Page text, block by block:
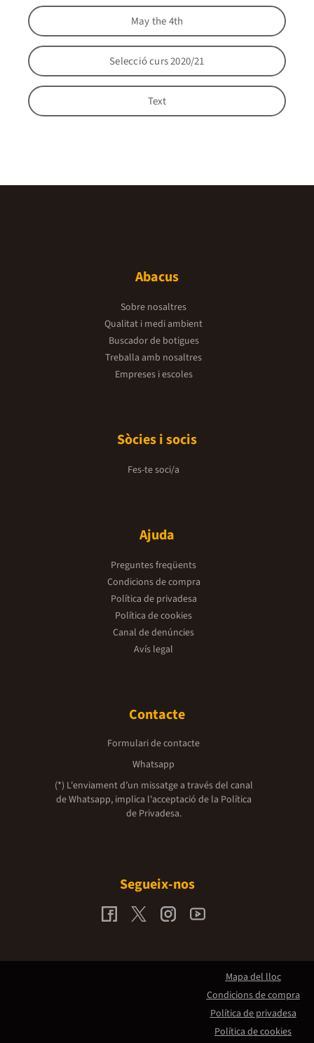
May the 4th
Selecció curs 2020/21
Text
Abacus
Sobre nosaltres
Qualitat i medi ambient
Buscador de botigues
Treballa amb nosaltres
Empreses i escoles
Sòcies i socis
Fes-te soci/a
Ajuda
Preguntes freqüents
Condicions de compra
Política de privadesa
Política de cookies
Canal de denúncies
Avís legal
Contacte
Formulari de contacte
Whatsapp
(*) L'enviament d’un missatge a través del canal
de Whatsapp, implica l'acceptació de la Política
de Privadesa.
Segueix-nos
Mapa del lloc
Condicions de compra
Política de privadesa
Política de cookies